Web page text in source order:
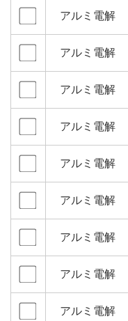
アルミ電解
アルミ電解
アルミ電解
アルミ電解
アルミ電解
アルミ電解
アルミ電解
アルミ電解
アルミ電解